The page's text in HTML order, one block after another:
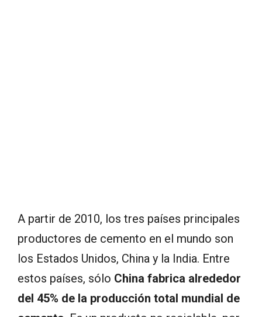
A partir de 2010, los tres países principales
productores de cemento en el mundo son
los Estados Unidos, China y la India. Entre
estos países, sólo China fabrica alrededor
del 45% de la producción total mundial de